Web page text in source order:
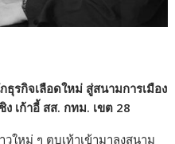
รกิจเลือดใหม่ สู่สนามการเมือง
เก้าอี้ สส. กทม. เขต 28
ใหม่ ๆ ตบเท้าเข้ามาลงสนาม